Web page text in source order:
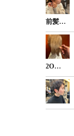
前髪…
2O…